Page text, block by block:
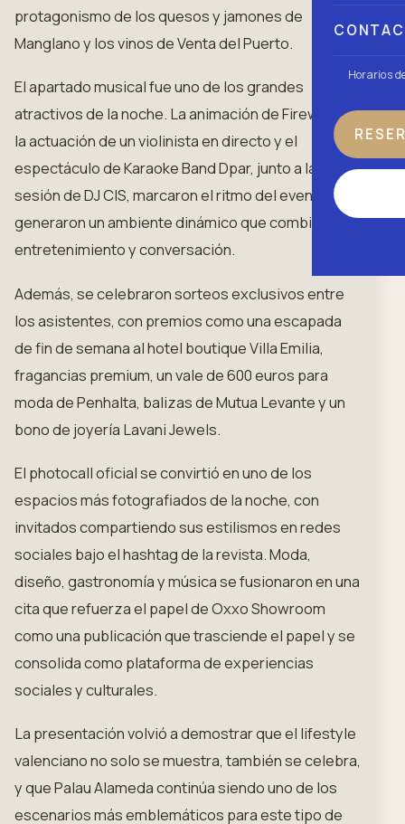
Horarios
protagonismo de los quesos y jamones de
Manglano y los vinos de Venta del Puerto.
El apartado musical fue uno de los grandes
atractivos de la noche. La animación de Firewolves,
la actuación de un violinista en directo y el
espectáculo de Karaoke Band Dpar, junto a la
sesión de DJ CIS, marcaron el ritmo del evento y
generaron un ambiente dinámico que combinó
entretenimiento y conversación.
Además, se celebraron sorteos exclusivos entre
los asistentes, con premios como una escapada
de fin de semana al hotel boutique Villa Emilia,
fragancias premium, un vale de 600 euros para
moda de Penhalta, balizas de Mutua Levante y un
bono de joyería Lavani Jewels.
El photocall oficial se convirtió en uno de los
espacios más fotografiados de la noche, con
invitados compartiendo sus estilismos en redes
sociales bajo el hashtag de la revista. Moda,
diseño, gastronomía y música se fusionaron en una
cita que refuerza el papel de Oxxo Showroom
como una publicación que trasciende el papel y se
consolida como plataforma de experiencias
sociales y culturales.
La presentación volvió a demostrar que el lifestyle
valenciano no solo se muestra, también se celebra,
y que Palau Alameda continúa siendo uno de los
escenarios más emblemáticos para este tipo de